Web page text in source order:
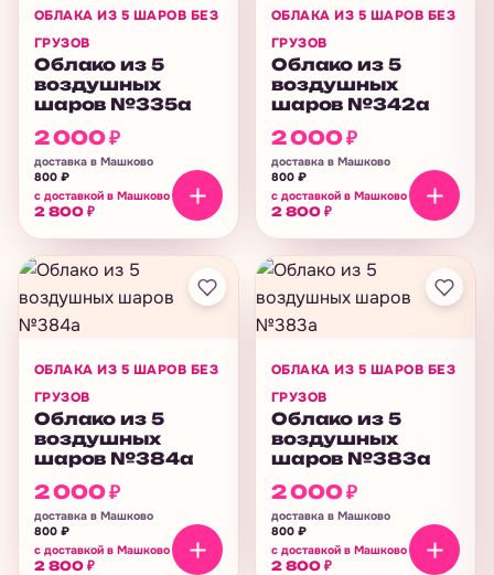
ОБЛАКА ИЗ 5 ШАРОВ БЕЗ
ГРУЗОВ
Облако из 5
воздушных
шаров №335а
2 000₽
доставка в Машково
800 ₽
с доставкой в Машково
2 800 ₽
ОБЛАКА ИЗ 5 ШАРОВ БЕЗ
ГРУЗОВ
Облако из 5
воздушных
шаров №342а
2 000₽
доставка в Машково
800 ₽
с доставкой в Машково
2 800 ₽
ОБЛАКА ИЗ 5 ШАРОВ БЕЗ
ГРУЗОВ
Облако из 5
воздушных
шаров №384а
2 000₽
доставка в Машково
800 ₽
с доставкой в Машково
2 800 ₽
ОБЛАКА ИЗ 5 ШАРОВ БЕЗ
ГРУЗОВ
Облако из 5
воздушных
шаров №383а
2 000₽
доставка в Машково
800 ₽
с доставкой в Машково
2 800 ₽